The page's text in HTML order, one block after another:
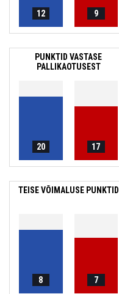
12 9
PUNKTID VASTASE
PALLIKAOTUSEST
20 17
TEISE VÕIMALUSE PUNKTID
8 7